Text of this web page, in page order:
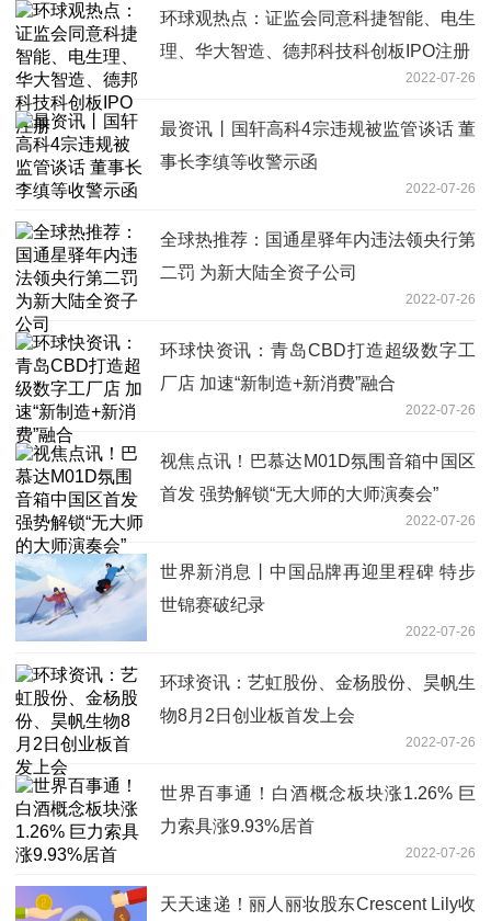
环球观热点：证监会同意科捷智能、电生
理、华大智造、德邦科技科创板IPO注册
2022-07-26
最资讯丨国轩高科4宗违规被监管谈话 董
事长李缜等收警示函
2022-07-26
全球热推荐：国通星驿年内违法领央行第
二罚 为新大陆全资子公司
2022-07-26
环球快资讯：青岛CBD打造超级数字工
厂店 加速“新制造+新消费”融合
2022-07-26
视焦点讯！巴慕达M01D氛围音箱中国区
首发 强势解锁“无大师的大师演奏会”
2022-07-26
世界新消息丨中国品牌再迎里程碑 特步
世锦赛破纪录
2022-07-26
环球资讯：艺虹股份、金杨股份、昊帆生
物8月2日创业板首发上会
2022-07-26
世界百事通！白酒概念板块涨1.26% 巨
力索具涨9.93%居首
2022-07-26
天天速递！丽人丽妆股东Crescent Lily收